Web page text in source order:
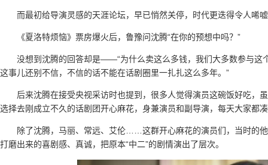
而最初给导演灵感的天涯论坛，早已悄然关停，时代更迭得令人唏
《夏洛特烦恼》票房爆火后，鲁豫问沈腾“在你的预想中吗？”
没想到沈腾的回答却是——“为什么卖这么多钱，我们大多数参与这
这事儿还别不信，不信的话不能在话剧圈里一扎扎这么多年。”
后来沈腾在接受央视采访时也提到，很多人觉得演员这碗饭好吃，
选择去刚成立不久的话剧团开心麻花，身兼演员和副导演，每天大家都
除了沈腾，马丽、常远、艾伦……这群开心麻花的演员们，当时的
打磨出来的喜剧感、真诚，把原本“中二”的剧情演出了层次。